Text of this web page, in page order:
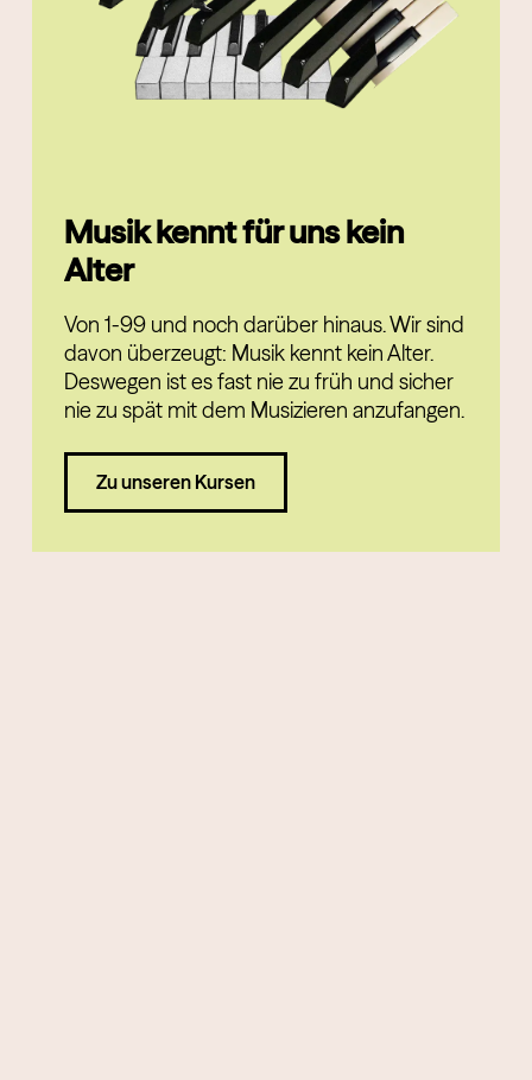
Musik kennt für uns kein
Alter
Von 1-99 und noch darüber hinaus. Wir sind
davon überzeugt: Musik kennt kein Alter.
Deswegen ist es fast nie zu früh und sicher
nie zu spät mit dem Musizieren anzufangen.
Zu unseren Kursen